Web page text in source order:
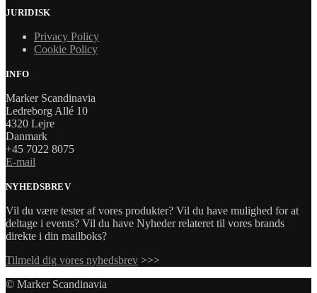
JURIDISK
Privacy Policy
Cookie Policy
INFO
Marker Scandinavia
Ledreborg Allé 10
4320 Lejre
Danmark
+45 7022 8075
E-mail
NYHEDSBREV
Vil du være tester af vores produkter? Vil du have mulighed for at
deltage i events? Vil du have Nyheder relateret til vores brands
direkte i din mailboks?
Tilmeld dig vores nyhedsbrev >>>
© Marker Scandinavia